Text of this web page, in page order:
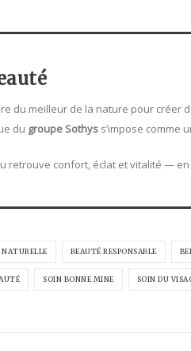
du meilleur de la nature pour
du groupe Sothys s’impose comme
retrouve confort, éclat et vitalité —
NATURELLE BEAUTÉ RESPONSABLE
SOIN BONNE MINE SOIN DU